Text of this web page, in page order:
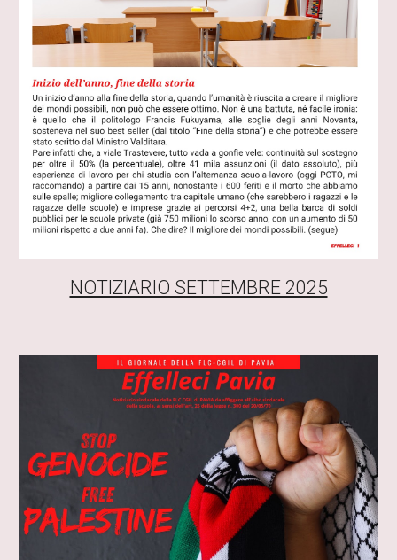
NOTIZIARIO SETTEMBRE 2025